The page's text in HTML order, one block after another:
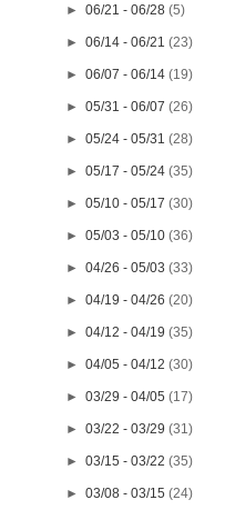
►06/21 - 06/28(5)
►06/14 - 06/21(23)
►06/07 - 06/14(19)
►05/31 - 06/07(26)
►05/24 - 05/31(28)
►05/17 - 05/24(35)
►05/10 - 05/17(30)
►05/03 - 05/10(36)
►04/26 - 05/03(33)
►04/19 - 04/26(20)
►04/12 - 04/19(35)
►04/05 - 04/12(30)
►03/29 - 04/05(17)
►03/22 - 03/29(31)
►03/15 - 03/22(35)
►03/08 - 03/15(24)